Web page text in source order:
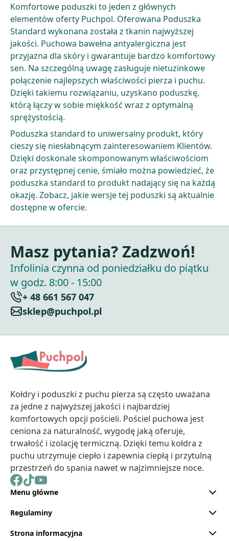
Komfortowe poduszki to jeden z głównych
elementów oferty Puchpol. Oferowana Poduszka
Standard wykonana została z tkanin najwyższej
jakości. Puchowa bawełna antyalergiczna jest
przyjazna dla skóry i gwarantuje bardzo komfortowy
sen. Na szczególną uwagę zasługuje nietuzinkowe
połączenie najlepszych właściwości pierza i puchu.
Dzięki takiemu rozwiązaniu, uzyskano poduszkę,
którą łączy w sobie miękkość wraz z optymalną
sprężystością.
Poduszka standard to uniwersalny produkt, który
cieszy się niesłabnącym zainteresowaniem Klientów.
Dzięki doskonale skomponowanym właściwościom
oraz przystępnej cenie, śmiało można powiedzieć, że
poduszka standard to produkt nadający się na każdą
okazję. Zobacz, jakie wersje tej poduszki są aktualnie
dostępne w ofercie.
Masz pytania? Zadzwoń!
Infolinia czynna od poniedziałku do piątku
w godz. 8:00 - 15:00
+ 48 661 567 047
sklep@puchpol.pl
Kołdry i poduszki z puchu pierza są często uważana
za jedne z najwyższej jakości i najbardziej
komfortowych opcji pościeli. Pościel puchowa jest
ceniona za naturalność, wygodę jaką oferuje,
trwałość i izolację termiczną. Dzięki temu kołdra z
puchu utrzymuje ciepło i zapewnia ciepłą i przytulną
przestrzeń do spania nawet w najzimniejsze noce.
Menu główne
Regulaminy
Strona informacyjna